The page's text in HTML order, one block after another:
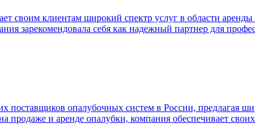
своим клиентам широкий спектр услуг в области
зарекомендовала себя как надежный партнер для
поставщиков опалубочных систем в России, предлагая
продаже и аренде опалубки, компания обеспечивает